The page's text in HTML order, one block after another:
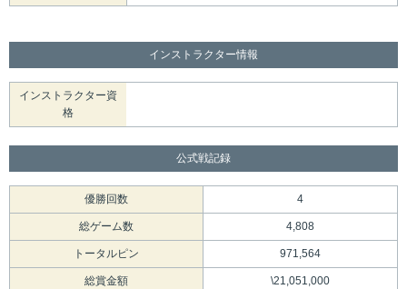
インストラクター情報
インストラクター資
格
公式戦記録
優勝回数 4
総ゲーム数 4,808
トータルピン 971,564
総賞金額 \21,051,000